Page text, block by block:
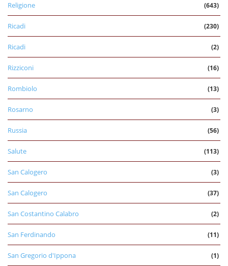
Religione (643)
Ricadi (230)
Ricadi (2)
Rizziconi (16)
Rombiolo (13)
Rosarno (3)
Russia (56)
Salute (113)
San Calogero (3)
San Calogero (37)
San Costantino Calabro (2)
San Ferdinando (11)
San Gregorio d'Ippona (1)